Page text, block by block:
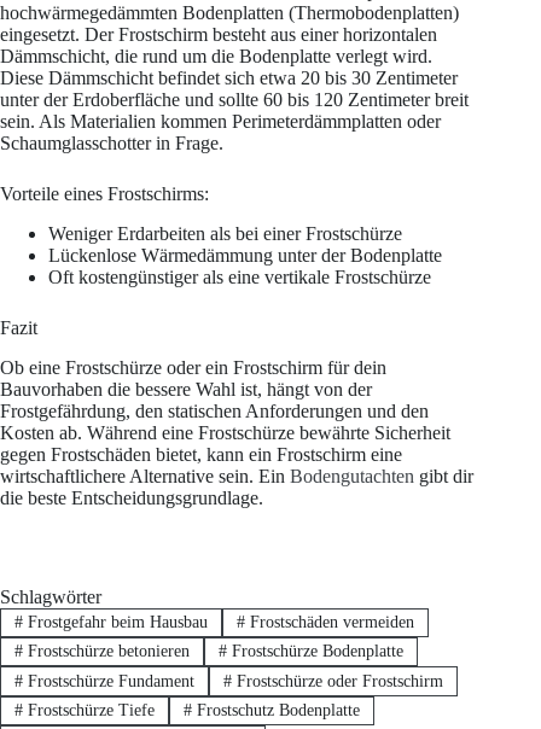
hochwärmegedämmten Bodenplatten (Thermobodenplatten)
eingesetzt. Der Frostschirm besteht aus einer horizontalen
Dämmschicht, die rund um die Bodenplatte verlegt wird.
Diese Dämmschicht befindet sich etwa 20 bis 30 Zentimeter
unter der Erdoberfläche und sollte 60 bis 120 Zentimeter breit
sein. Als Materialien kommen Perimeterdämmplatten oder
Schaumglasschotter in Frage.
Vorteile eines Frostschirms:
Weniger Erdarbeiten als bei einer Frostschürze
Lückenlose Wärmedämmung unter der Bodenplatte
Oft kostengünstiger als eine vertikale Frostschürze
Fazit
Ob eine Frostschürze oder ein Frostschirm für dein
Bauvorhaben die bessere Wahl ist, hängt von der
Frostgefährdung, den statischen Anforderungen und den
Kosten ab. Während eine Frostschürze bewährte Sicherheit
gegen Frostschäden bietet, kann ein Frostschirm eine
wirtschaftlichere Alternative sein. Ein Bodengutachten gibt dir
die beste Entscheidungsgrundlage.
Schlagwörter
#Frostgefahr beim Hausbau #Frostschäden vermeiden
#Frostschürze betonieren #Frostschürze Bodenplatte
#Frostschürze Fundament #Frostschürze oder Frostschirm
#Frostschürze Tiefe #Frostschutz Bodenplatte